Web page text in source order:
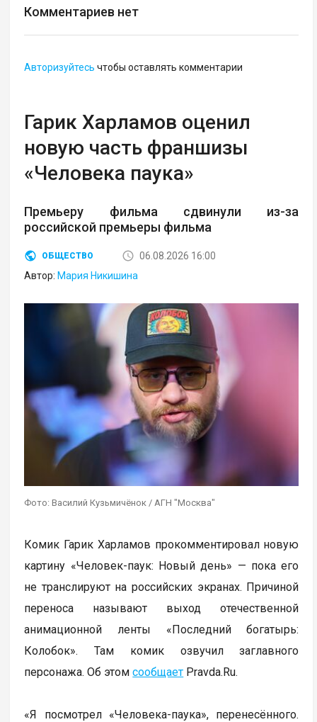
Комментариев нет
Авторизуйтесь чтобы оставлять комментарии
Гарик Харламов оценил
новую часть франшизы
«Человека паука»
Премьеру фильма сдвинули из-за
российской премьеры фильма
ОБЩЕСТВО
06.08.2026 16:00
Автор: Мария Никишина
Фото: Василий Кузьмичёнок / АГН "Москва"
Комик Гарик Харламов прокомментировал новую
картину «Человек-паук: Новый день» — пока его
не транслируют на российских экранах. Причиной
переноса называют выход отечественной
анимационной ленты «Последний богатырь:
Колобок». Там комик озвучил заглавного
персонажа. Об этомсообщает Pravda.Ru.
«Я посмотрел «Человека-паука», перенесённого.